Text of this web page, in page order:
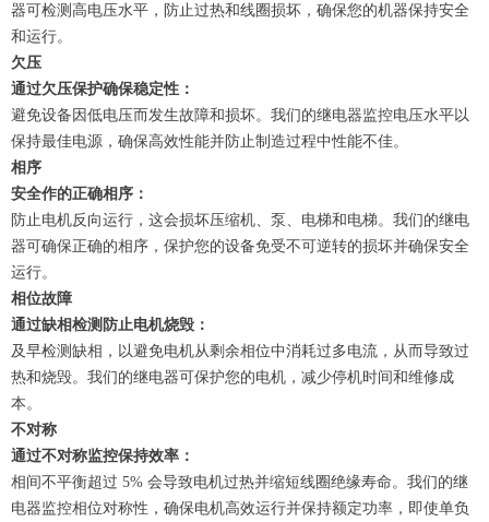
器可检测高电压水平，防止过热和线圈损坏，确保您的机器保持安全
和运行。
欠压
通过欠压保护确保稳定性：
避免设备因低电压而发生故障和损坏。我们的继电器监控电压水平以
保持最佳电源，确保高效性能并防止制造过程中性能不佳。
相序
安全作的正确相序：
防止电机反向运行，这会损坏压缩机、泵、电梯和电梯。我们的继电
器可确保正确的相序，保护您的设备免受不可逆转的损坏并确保安全
运行。
相位故障
通过缺相检测防止电机烧毁：
及早检测缺相，以避免电机从剩余相位中消耗过多电流，从而导致过
热和烧毁。我们的继电器可保护您的电机，减少停机时间和维修成
本。
不对称
通过不对称监控保持效率：
相间不平衡超过 5% 会导致电机过热并缩短线圈绝缘寿命。我们的继
电器监控相位对称性，确保电机高效运行并保持额定功率，即使单负